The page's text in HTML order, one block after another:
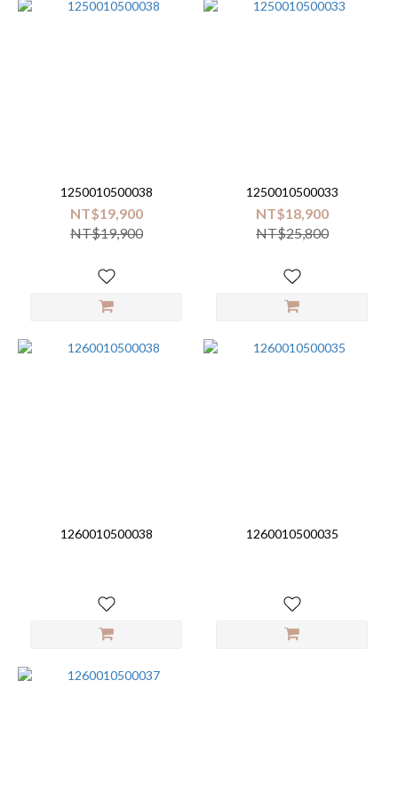
1250010500038
NT$19,900
NT$19,900
1250010500033
NT$18,900
NT$25,800
1260010500038 1260010500035